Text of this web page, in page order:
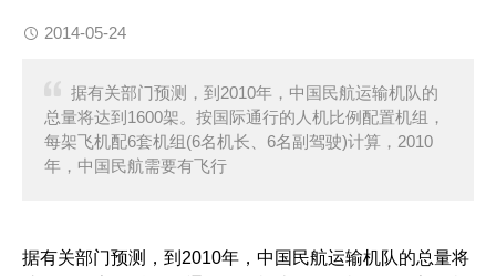
2014-05-24
据有关部门预测，到2010年，中国民航运输机队的
总量将达到1600架。按国际通行的人机比例配置机组，
每架飞机配6套机组(6名机长、6名副驾驶)计算，2010
年，中国民航需要有飞行
据有关部门预测，到2010年，中国民航运输机队的总量将